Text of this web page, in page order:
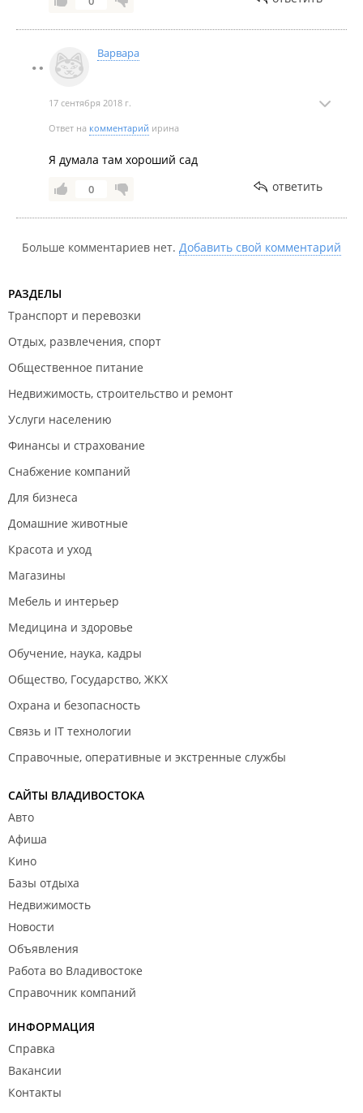
Варвара
17 сентября 2018 г.
Ответ на комментарий ирина
Я думала там хороший сад
0 ответить
Больше комментариев нет. Добавить свой комментарий
РАЗДЕЛЫ
Транспорт и перевозки
Отдых, развлечения, спорт
Общественное питание
Недвижимость, строительство и ремонт
Услуги населению
Финансы и страхование
Снабжение компаний
Для бизнеса
Домашние животные
Красота и уход
Магазины
Мебель и интерьер
Медицина и здоровье
Обучение, наука, кадры
Общество, Государство, ЖКХ
Охрана и безопасность
Связь и IT технологии
Справочные, оперативные и экстренные службы
САЙТЫ ВЛАДИВОСТОКА
Авто
Афиша
Кино
Базы отдыха
Недвижимость
Новости
Объявления
Работа во Владивостоке
Справочник компаний
ИНФОРМАЦИЯ
Справка
Вакансии
Контакты